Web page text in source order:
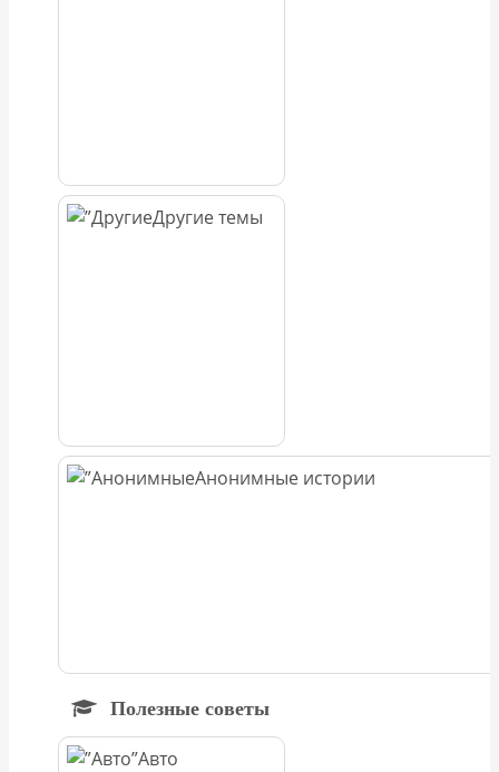
Другие темы
Анонимные истории
Полезные советы
Авто